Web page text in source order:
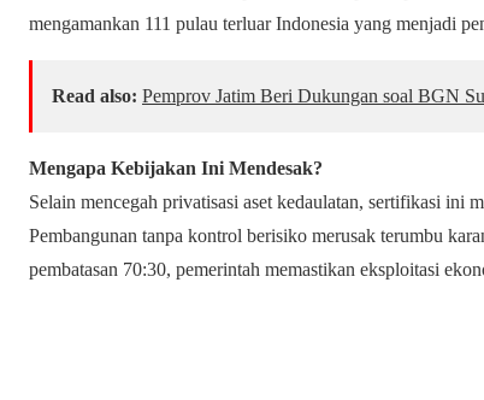
mengamankan 111 pulau terluar Indonesia yang menjadi
Read also: Pemprov Jatim Beri Dukungan soal BGN
Mengapa Kebijakan Ini Mendesak?
Selain mencegah privatisasi aset kedaulatan, sertifikasi ini
Pembangunan tanpa kontrol berisiko merusak terumbu
pembatasan 70:30, pemerintah memastikan eksploitasi